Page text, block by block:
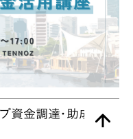
プ資金調達・助成金活